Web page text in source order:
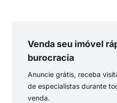
Venda seu imóvel
burocracia
Anuncie grátis, receba
de especialistas durante
venda.